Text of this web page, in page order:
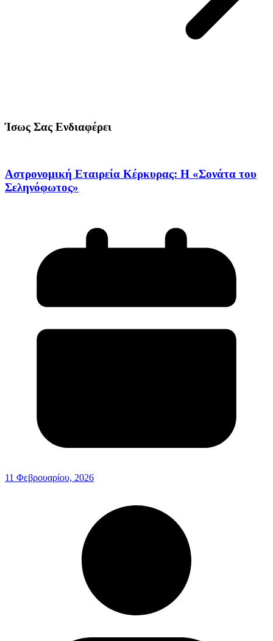
Ίσως Σας Ενδιαφέρει
Αστρονομική Εταιρεία Κέρκυρας: Η «Σονάτα του
Σεληνόφωτος»
11 Φεβρουαρίου, 2026